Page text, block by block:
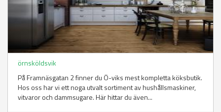
örnsköldsvik
På Framnäsgatan 2 finner du Ö-viks mest kompletta köksbutik.
Hos oss har vi ett noga utvalt sortiment av hushållsmaskiner,
vitvaror och dammsugare. Här hittar du även...